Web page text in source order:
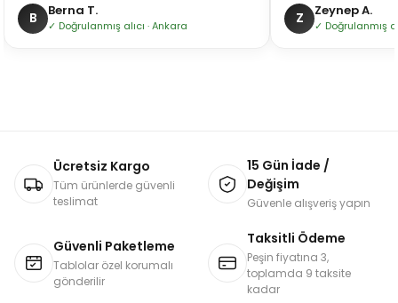
B Berna T.
✓ Doğrulanmış alıcı · Ankara Z Zeynep A.
✓ Doğrulanmış
Ücretsiz Kargo
Tüm ürünlerde güvenli
teslimat
15 Gün İade /
Değişim
Güvenle alışveriş yapın
Güvenli Paketleme
Tablolar özel korumalı
gönderilir
Taksitli Ödeme
Peşin fiyatına 3,
toplamda 9 taksite
kadar